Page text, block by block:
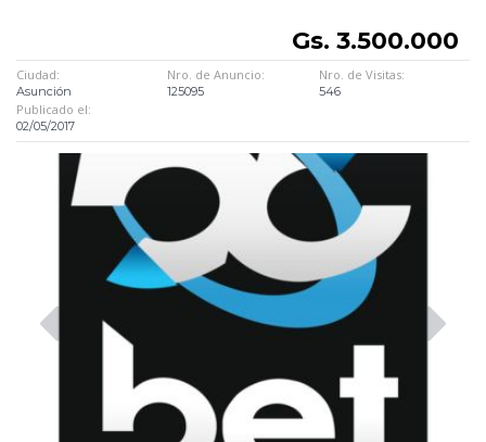
Gs. 3.500.000
Ciudad:
Asunción
Nro. de Anuncio:
125095
Nro. de Visitas:
546
Publicado el:
02/05/2017